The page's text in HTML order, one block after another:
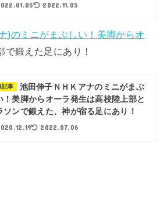
2022.11.05
)のミニがまぶしい！美脚からオ
で鍛えた足にあり！
記事
池田伸子ＮＨＫアナのミニがまぶ
！美脚からオーラ発生は高校陸上部と
ソンで鍛えた、神が宿る足にあり！
2022.07.06